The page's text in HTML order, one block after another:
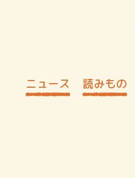
ニュース 読みもの